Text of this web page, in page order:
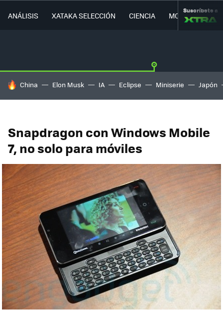
ANÁLISIS XATAKA SELECCIÓN CIENCIA MOVILIDAD
Suscríbete a
HOY SE HABLA DE
China Elon Musk IA Eclipse Miniserie Japón
Snapdragon con Windows Mobile
7, no solo para móviles